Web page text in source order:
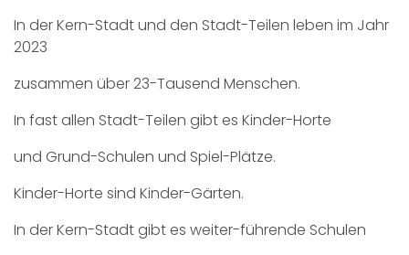
In der Kern-Stadt und den Stadt-Teilen leben im Jahr
2023
zusammen über 23-Tausend Menschen.
In fast allen Stadt-Teilen gibt es Kinder-Horte
und Grund-Schulen und Spiel-Plätze.
Kinder-Horte sind Kinder-Gärten.
In der Kern-Stadt gibt es weiter-führende Schulen